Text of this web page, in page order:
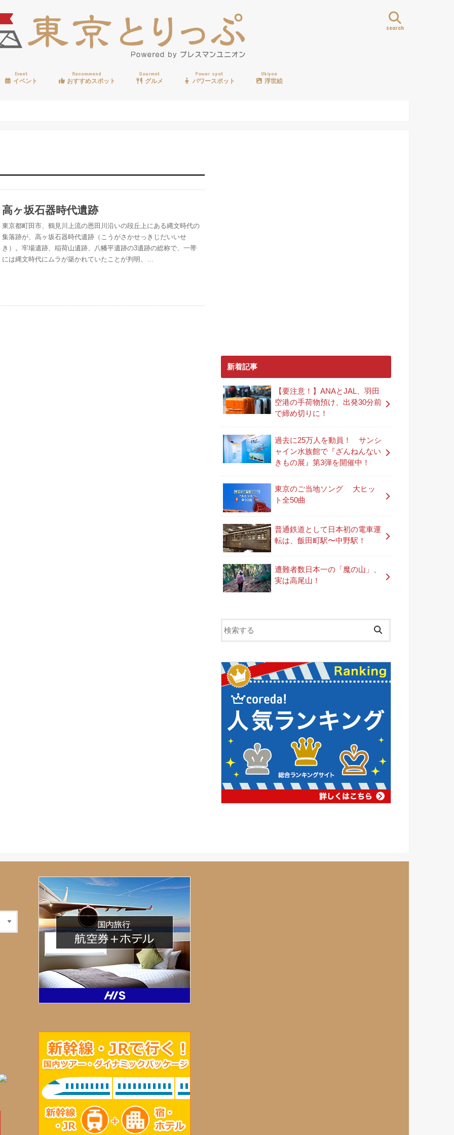
search
Event
イベント
Recommend
おすすめスポット
Gourmet
グルメ
Power spot
パワースポット
Ukiyoe
浮世絵
高ヶ坂石器時代遺跡
東京都町田市、鶴見川上流の恩田川沿いの段丘上にある縄文時代の
集落跡が、高ヶ坂石器時代遺跡（こうがさかせっきじだいいせ
き）。牢場遺跡、稲荷山遺跡、八幡平遺跡の3遺跡の総称で、一帯
には縄文時代にムラが築かれていたことが判明、…
新着記事
【要注意！】ANAとJAL、羽田
空港の手荷物預け、出発30分前
で締め切りに！
過去に25万人を動員！ サンシ
ャイン水族館で『ざんねんない
きもの展』第3弾を開催中！
東京のご当地ソング 大ヒッ
ト全50曲
普通鉄道として日本初の電車運
転は、飯田町駅〜中野駅！
遭難者数日本一の「魔の山」、
実は高尾山！